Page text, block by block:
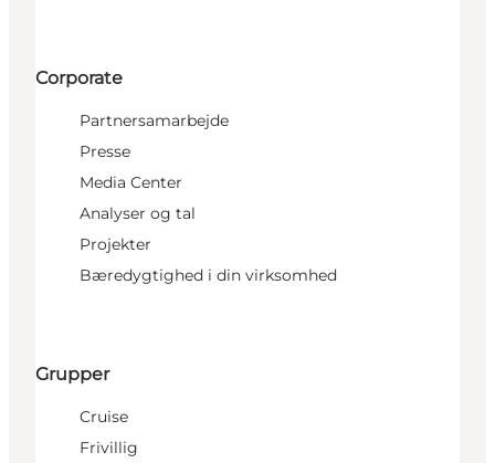
Corporate
Partnersamarbejde
Presse
Media Center
Analyser og tal
Projekter
Bæredygtighed i din virksomhed
Grupper
Cruise
Frivillig